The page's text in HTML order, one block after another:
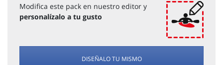
Modifica este pack en nuestro editor y
personalízalo a tu gusto
DISEÑALO TU MISMO